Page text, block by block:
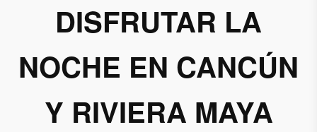
DISFRUTAR LA
NOCHE EN CANCÚN
Y RIVIERA MAYA
de envío.
Aceptar